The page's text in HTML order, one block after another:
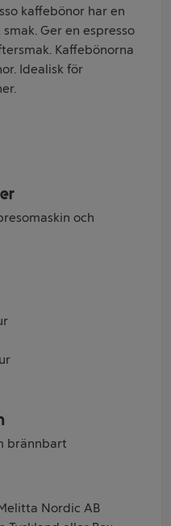
kaffebönor har en
Ger en espresso
Kaffebönorna
Idealisk för
och
brännbart
Nordic AB